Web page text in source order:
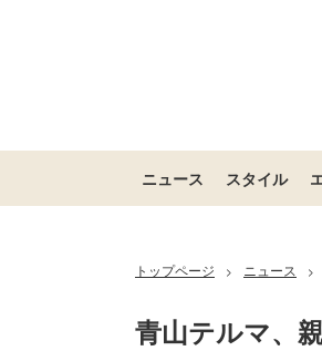
ニュース スタイル
トップページ > ニュース >
青山テルマ、